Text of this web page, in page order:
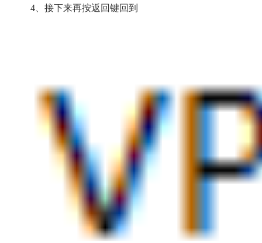
4、接下来再按返回键回到